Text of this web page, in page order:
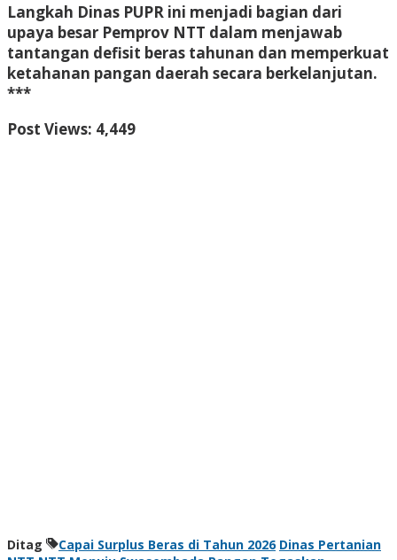
Langkah Dinas PUPR ini menjadi bagian dari
upaya besar Pemprov NTT dalam menjawab
tantangan defisit beras tahunan dan memperkuat
ketahanan pangan daerah secara berkelanjutan.
***
Post Views: 4,449
Ditag Capai Surplus Beras di Tahun 2026 Dinas Pertanian